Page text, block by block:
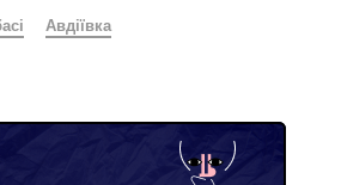
Авдіївка